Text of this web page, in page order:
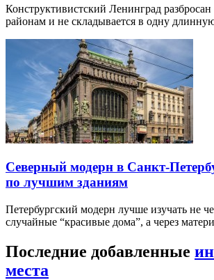
Конструктивистский Ленинград
районам и не складывается в одну
Северный модерн в Санкт-
по лучшим зданиям
Петербургский модерн лучше изучать не
случайные “красивые дома”, а через
Последние добавленные
места